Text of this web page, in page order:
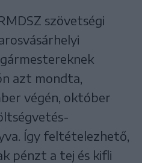
szövetségi
azt mondta,
végén, október
Így feltételezhető,
pénzt a tej és kifli